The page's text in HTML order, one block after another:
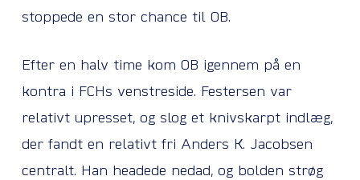
stoppede en stor chance til OB.
Efter en halv time kom OB igennem på en
kontra i FCHs venstreside. Festersen var
relativt upresset, og slog et knivskarpt indlæg,
der fandt en relativt fri Anders K. Jacobsen
centralt. Han headede nedad, og bolden strøg